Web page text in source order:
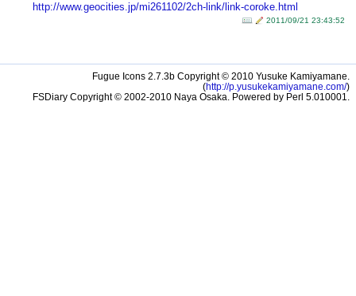
http://www.geocit​ies.jp/mi261102/2ch-link/link-coroke.htm​l
2011/09/21 23:43:52
Fugue Icons 2.7.3b Copyright © 2010 Yusuke Kamiyamane.
(http://p.yusukekamiyamane.com/)
FSDiary Copyright © 2002-2010 Naya Osaka. Powered by Perl 5.010001.